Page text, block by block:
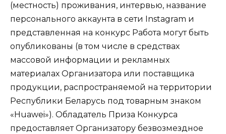
(местность) проживания, интервью, название
персонального аккаунта в сети Instagram и
представленная на конкурс Работа могут быть
опубликованы (в том числе в средствах
массовой информации и рекламных
материалах Организатора или поставщика
продукции, распространяемой на территории
Республики Беларусь под товарным знаком
«Huawei»). Обладатель Приза Конкурса
предоставляет Организатору безвозмездное